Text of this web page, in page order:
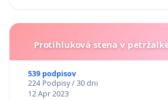
Protihluková stena v
539 podpisov
224 Podpisy / 30 dni
12 Apr 2023